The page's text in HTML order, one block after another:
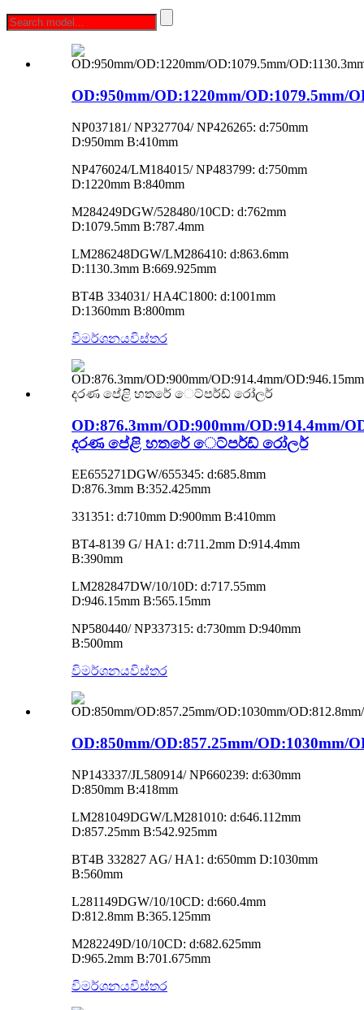
OD:950mm/OD:1220mm/OD:1079.5mm/
NP037181/ NP327704/ NP426265: d:750mm
D:950mm B:410mm
NP476024/LM184015/ NP483799: d:750mm
D:1220mm B:840mm
M284249DGW/528480/10CD: d:762mm
D:1079.5mm B:787.4mm
LM286248DGW/LM286410: d:863.6mm
D:1130.3mm B:669.925mm
BT4B 334031/ HA4C1800: d:1001mm
D:1360mm B:800mm
විමර්ශනයවිස්තර
OD:876.3mm/OD:900mm/OD:914.4mm/
දරණ පේළි හතරේ ෙට්පර්ඩ් රෝලර්
EE655271DGW/655345: d:685.8mm
D:876.3mm B:352.425mm
331351: d:710mm D:900mm B:410mm
BT4-8139 G/ HA1: d:711.2mm D:914.4mm
B:390mm
LM282847DW/10/10D: d:717.55mm
D:946.15mm B:565.15mm
NP580440/ NP337315: d:730mm D:940mm
B:500mm
විමර්ශනයවිස්තර
OD:850mm/OD:857.25mm/OD:1030mm/
NP143337/JL580914/ NP660239: d:630mm
D:850mm B:418mm
LM281049DGW/LM281010: d:646.112mm
D:857.25mm B:542.925mm
BT4B 332827 AG/ HA1: d:650mm D:1030mm
B:560mm
L281149DGW/10/10CD: d:660.4mm
D:812.8mm B:365.125mm
M282249D/10/10CD: d:682.625mm
D:965.2mm B:701.675mm
විමර්ශනයවිස්තර